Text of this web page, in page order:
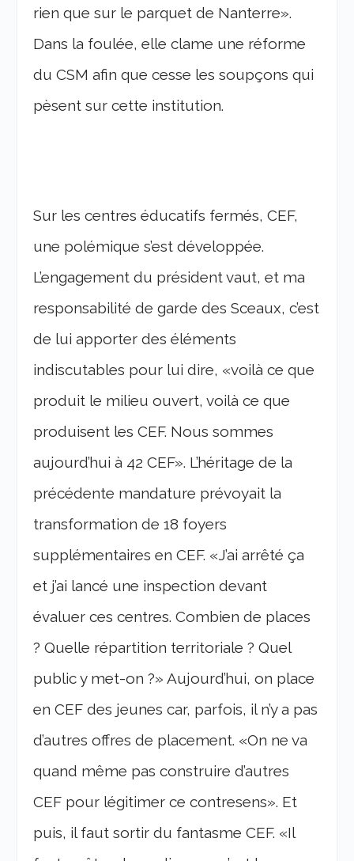
rien que sur le parquet de Nanterre».
Dans la foulée, elle clame une réforme
du CSM afin que cesse les soupçons qui
pèsent sur cette institution.
Sur les centres éducatifs fermés, CEF,
une polémique s’est développée.
L’engagement du président vaut, et ma
responsabilité de garde des Sceaux, c’est
de lui apporter des éléments
indiscutables pour lui dire, «voilà ce que
produit le milieu ouvert, voilà ce que
produisent les CEF. Nous sommes
aujourd’hui à 42 CEF». L’héritage de la
précédente mandature prévoyait la
transformation de 18 foyers
supplémentaires en CEF. «J’ai arrêté ça
et j’ai lancé une inspection devant
évaluer ces centres. Combien de places
? Quelle répartition territoriale ? Quel
public y met-on ?» Aujourd’hui, on place
en CEF des jeunes car, parfois, il n’y a pas
d’autres offres de placement. «On ne va
quand même pas construire d’autres
CEF pour légitimer ce contresens». Et
puis, il faut sortir du fantasme CEF. «Il